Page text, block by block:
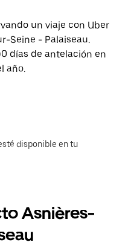
un viaje con Uber
Seine - Palaiseau.
días de antelación en
año.
disponible en tu
Asnières-